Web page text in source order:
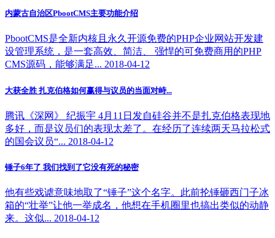
内蒙古自治区PbootCMS主要功能介绍
PbootCMS是全新内核且永久开源免费的PHP企业网站开发建
设管理系统，是一套高效、简洁、 强悍的可免费商用的PHP
CMS源码，能够满足... 2018-04-12
大获全胜 扎克伯格如何赢得与议员的当面对峙...
腾讯《深网》 纪振宇 4月11日发自硅谷并不是扎克伯格表现地
多好，而是议员们的表现太差了。在经历了连续两天马拉松式
的国会议员“... 2018-04-12
锤子6年了 我们找到了它没有死的秘密
他有些戏谑意味地取了“锤子”这个名字。此前抡锤砸西门子冰
箱的“壮举”让他一举成名，他想在手机圈里也搞出类似的动静
来。这似... 2018-04-12